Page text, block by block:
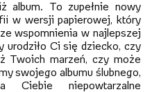
album. To zupełnie nowy
w wersji papierowej, który
wspomnienia w najlepszej
urodziło Ci się dziecko, czy
Twoich marzeń, czy może
swojego albumu ślubnego,
Ciebie niepowtarzalne